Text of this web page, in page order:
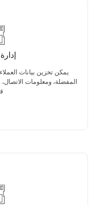
يمكن تخزين بيانات
المفضلة، ومعلومات
يمكن تخزين بيانات